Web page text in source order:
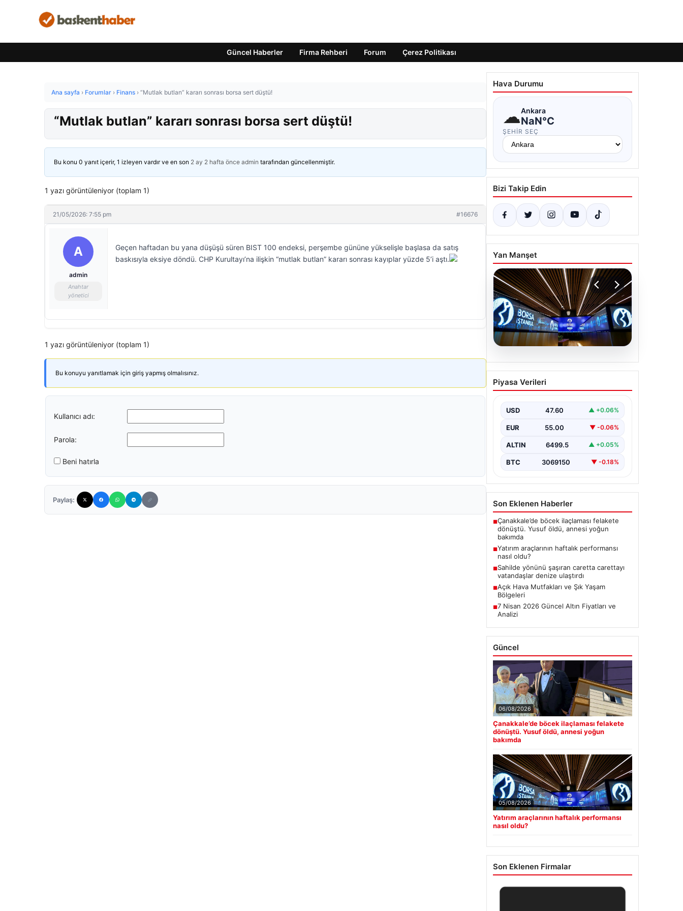
Güncel Haberler Firma Rehberi Forum Çerez Politikası
Ana sayfa › Forumlar › Finans › “Mutlak butlan” kararı sonrası borsa sert düştü!
“Mutlak butlan” kararı sonrası borsa sert düştü!
Bu konu 0 yanıt içerir, 1 izleyen vardır ve en son 2 ay 2 hafta önce admin tarafından güncellenmiştir.
1 yazı görüntüleniyor (toplam 1)
21/05/2026: 7:55 pm #16676
A
admin
Anahtar
yönetici
Geçen haftadan bu yana düşüşü süren BIST 100 endeksi, perşembe gününe yükselişle başlasa da satış
baskısıyla eksiye döndü. CHP Kurultayı’na ilişkin “mutlak butlan” kararı sonrası kayıplar yüzde 5’i aştı.
1 yazı görüntüleniyor (toplam 1)
Bu konuyu yanıtlamak için giriş yapmış olmalısınız.
Kullanıcı adı:
Parola:
Beni hatırla
Paylaş:
Hava Durumu
☁Ankara
NaN°C
ŞEHIR SEÇ
Bizi Takip Edin
Yan Manşet
Yatırım araçlarının haftalık
performansı nasıl oldu?
Piyasa Verileri
USD 47.60 ▲ +0.06%
EUR 55.00 ▼ -0.06%
ALTIN 6499.5 ▲ +0.05%
BTC 3069150 ▼ -0.18%
Son Eklenen Haberler
■Çanakkale’de böcek ilaçlaması felakete
dönüştü. Yusuf öldü, annesi yoğun
bakımda
■Yatırım araçlarının haftalık performansı
nasıl oldu?
■Sahilde yönünü şaşıran caretta carettayı
vatandaşlar denize ulaştırdı
■Açık Hava Mutfakları ve Şık Yaşam
Bölgeleri
■7 Nisan 2026 Güncel Altın Fiyatları ve
Analizi
Güncel
06/08/2026
Çanakkale’de böcek ilaçlaması felakete
dönüştü. Yusuf öldü, annesi yoğun
bakımda
05/08/2026
Yatırım araçlarının haftalık performansı
nasıl oldu?
Son Eklenen Firmalar